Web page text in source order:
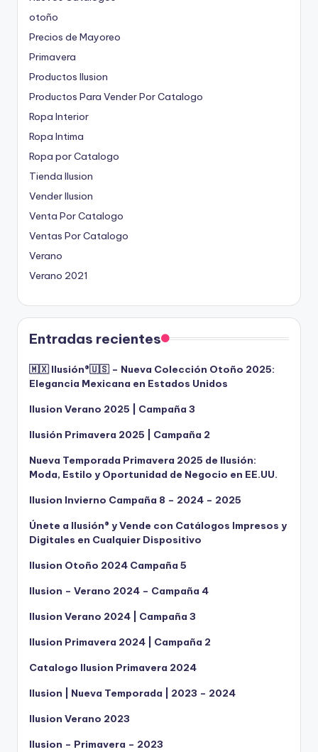
otoño
Precios de Mayoreo
Primavera
Productos Ilusion
Productos Para Vender Por Catalogo
Ropa Interior
Ropa Intima
Ropa por Catalogo
Tienda Ilusion
Vender Ilusion
Venta Por Catalogo
Ventas Por Catalogo
Verano
Verano 2021
Entradas recientes
🇲🇽 Ilusión®️🇺🇸 – Nueva Colección Otoño 2025:
Elegancia Mexicana en Estados Unidos
Ilusion Verano 2025 | Campaña 3
Ilusión Primavera 2025 | Campaña 2
Nueva Temporada Primavera 2025 de Ilusión:
Moda, Estilo y Oportunidad de Negocio en EE.UU.
Ilusion Invierno Campaña 8 – 2024 – 2025
Únete a Ilusión® y Vende con Catálogos Impresos y
Digitales en Cualquier Dispositivo
Ilusion Otoño 2024 Campaña 5
Ilusion – Verano 2024 – Campaña 4
Ilusion Verano 2024 | Campaña 3
Ilusion Primavera 2024 | Campaña 2
Catalogo Ilusion Primavera 2024
Ilusion | Nueva Temporada | 2023 – 2024
Ilusion Verano 2023
Ilusion – Primavera – 2023